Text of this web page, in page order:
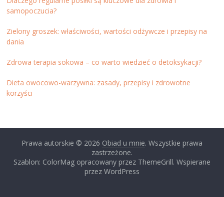
samopoczucia?
Zielony groszek: właściwości, wartości odżywcze i przepisy na
dania
Zdrowa terapia sokowa – co warto wiedzieć o detoksykacji?
Dieta owocowo-warzywna: zasady, przepisy i zdrowotne
korzyści
Prawa autorskie © 2026 Obiad u mnie. Wszystkie prawa
zastrzeżone.
Szablon: ColorMag opracowany przez ThemeGrill. Wspierane
przez WordPress